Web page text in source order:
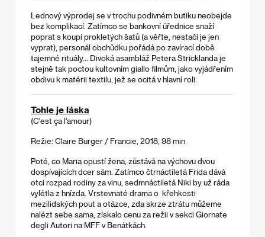
Lednový výprodej se v trochu podivném butiku neobejde
bez komplikací. Zatímco se bankovní úřednice snaží
poprat s koupí prokletých šatů (a věřte, nestačí je jen
vyprat), personál obchůdku pořádá po zavírací době
tajemné rituály… Divoká asambláž Petera Stricklanda je
stejně tak poctou kultovním giallo filmům, jako vyjádřením
obdivu k matérii textilu, jež se ocitá v hlavní roli.
Tohle je láska
(C'est ça l'amour)
Režie: Claire Burger / Francie, 2018, 98 min
Poté, co Maria opustí žena, zůstává na výchovu dvou
dospívajících dcer sám. Zatímco čtrnáctiletá Frida dává
otci rozpad rodiny za vinu, sedmnáctiletá Niki by už ráda
vylétla z hnízda. Vrstevnaté drama o křehkosti
mezilidských pout a otázce, zda skrze ztrátu můžeme
nalézt sebe sama, získalo cenu za režii v sekci Giornate
degli Autori na MFF v Benátkách.